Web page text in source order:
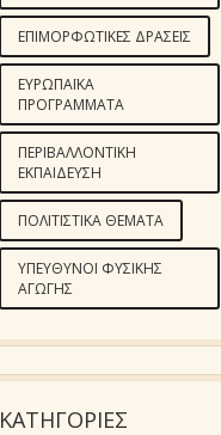
ΕΠΙΜΟΡΦΩΤΙΚΈΣ ΔΡΆΣΕΙΣ
ΕΥΡΩΠΑΪΚΆ
ΠΡΟΓΡΆΜΜΑΤΑ
ΠΕΡΙΒΑΛΛΟΝΤΙΚΉ
ΕΚΠΑΊΔΕΥΣΗ
ΠΟΛΙΤΙΣΤΙΚΆ ΘΈΜΑΤΑ
ΥΠΕΎΘΥΝΟΙ ΦΥΣΙΚΉΣ
ΑΓΩΓΉΣ
KΑΤΗΓΟΡΊΕΣ